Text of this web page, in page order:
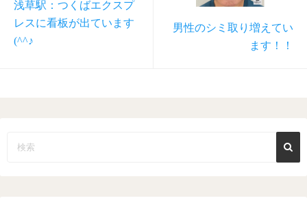
浅草駅：つくばエクスプ
レスに看板が出ています
(^^♪
男性のシミ取り増えてい
ます！！